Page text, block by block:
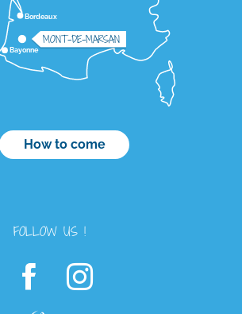
Bordeaux
Bayonne
MONT-DE-MARSAN
How to come
FOLLOW US !